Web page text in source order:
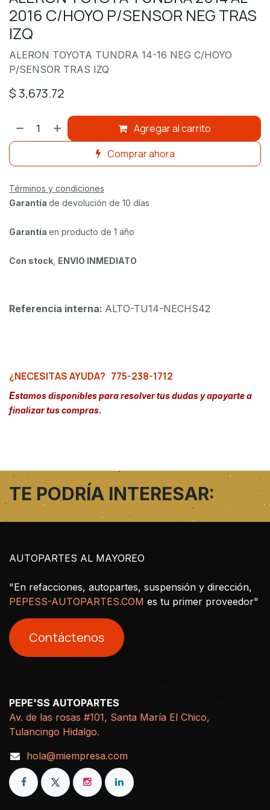
2016 C/HOYO P/SENSOR NEG TRAS
IZQ
ALERON TOYOTA TUNDRA 14-16 NEG C/HOYO
P/SENSOR TRAS IZQ
$3,673.72
Agregar al carrito
Comprar ahora
Términos y condiciones
Garantía de devolución de 10 días
Garantía en producto de 1 año
Con stock ENVIO INMEDIATO
Referencia interna: ALTO-TU14-NECHS42
¿NECESITAS AYUDA? 775-238-1712
Estamos disponibles para resolver tus dudas y apoyarte a
finalizar tus compras.
TE PODRÍA INTERESAR:
AUTOPARTES AL MAYOREO
"En refacciones, autopartes, suspensión y dirección,
PEPESS-AUTOPARTES.COM es tu primer proveedor"
Contáctenos
PEPE'SS AUTOPARTES
Av. de las rosas #101, Santa María El Chico,
Tulancingo Hidalgo.
hola@miempresa.com